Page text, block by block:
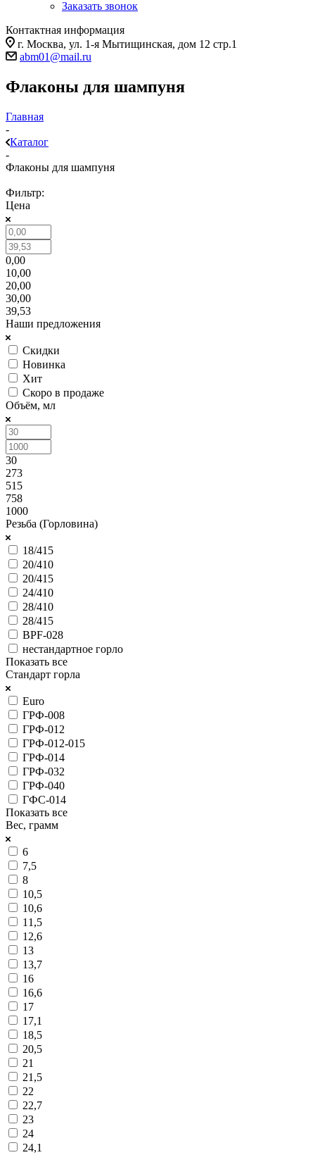
Заказать звонок
Контактная информация
г. Москва, ул. 1-я Мытищинская, дом 12 стр.1
abm01@mail.ru
Флаконы для шампуня
Главная
-
Каталог
-
Флаконы для шампуня
Фильтр:
Цена
0,00
10,00
20,00
30,00
39,53
Наши предложения
Скидки
Новинка
Хит
Скоро в продаже
Объём, мл
30
273
515
758
1000
Резьба (Горловина)
18/415
20/410
20/415
24/410
28/410
28/415
BPF-028
нестандартное горло
Показать все
Стандарт горла
Euro
ГРФ-008
ГРФ-012
ГРФ-012-015
ГРФ-014
ГРФ-032
ГРФ-040
ГФС-014
Показать все
Вес, грамм
6
7,5
8
10,5
10,6
11,5
12,6
13
13,7
16
16,6
17
17,1
18,5
20,5
21
21,5
22
22,7
23
24
24,1